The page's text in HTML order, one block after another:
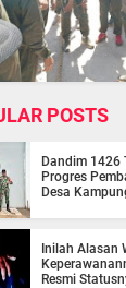
POSTS
Dandim 1426
Progres
Desa
Inilah Alasan
Resmi